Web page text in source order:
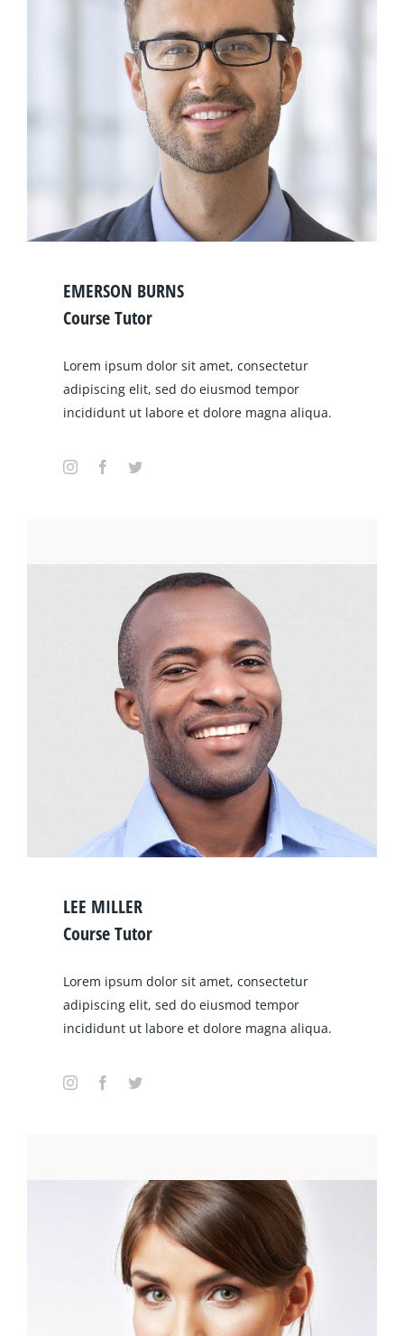
EMERSON BURNS
Course Tutor
Lorem ipsum dolor sit amet, consectetur
adipiscing elit, sed do eiusmod tempor
incididunt ut labore et dolore magna aliqua.
LEE MILLER
Course Tutor
Lorem ipsum dolor sit amet, consectetur
adipiscing elit, sed do eiusmod tempor
incididunt ut labore et dolore magna aliqua.